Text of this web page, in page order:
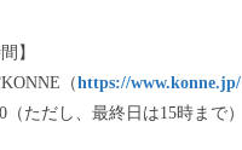
】
（https://www.konne.jp/
（ただし、最終日は15時まで）